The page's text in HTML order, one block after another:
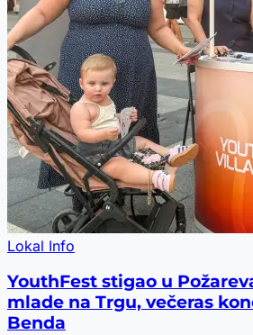
Lokal Info
YouthFest stigao u
mlade na Trgu, večeras
Benda